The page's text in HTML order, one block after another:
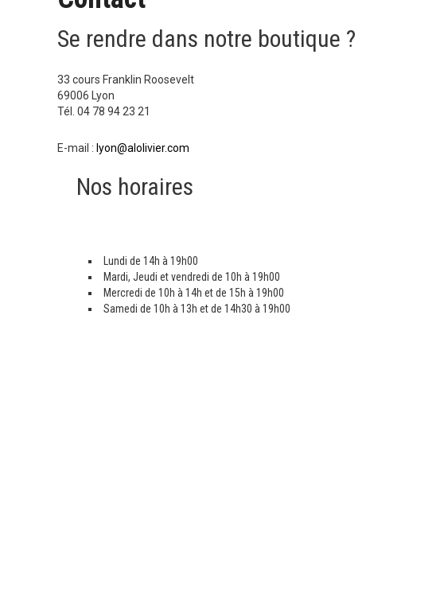
Se rendre dans notre boutique ?
33 cours Franklin Roosevelt
69006 Lyon
Tél. 04 78 94 23 21
E-mail : lyon@alolivier.com
Nos horaires
Lundi de 14h à 19h00
Mardi, Jeudi et vendredi de 10h à 19h00
Mercredi de 10h à 14h et de 15h à 19h00
Samedi de 10h à 13h et de 14h30 à 19h00